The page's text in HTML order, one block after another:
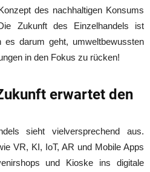
des nachhaltigen Konsums
Zukunft des Einzelhandels ist
darum geht, umweltbewussten
in den Fokus zu rücken!
erwartet den
sieht vielversprechend aus.
VR, KI, IoT, AR und Mobile Apps
und Kioske ins digitale